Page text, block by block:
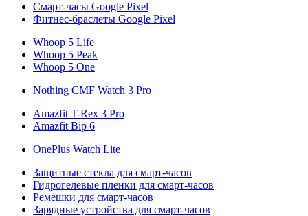
Смарт-часы Google Pixel
Фитнес-браслеты Google Pixel
Whoop 5 Life
Whoop 5 Peak
Whoop 5 One
Nothing CMF Watch 3 Pro
Amazfit T-Rex 3 Pro
Amazfit Bip 6
OnePlus Watch Lite
Защитные стекла для смарт-часов
Гидрогелевые пленки для смарт-часов
Ремешки для смарт-часов
Зарядные устройства для смарт-часов